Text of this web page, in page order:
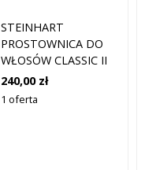
STEINHART
PROSTOWNICA DO
WŁOSÓW CLASSIC II
TITANIUM W
KOLORZE CZARNYM 2
240,00 zł
1 oferta